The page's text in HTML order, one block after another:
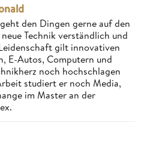
den Dingen gerne auf den
Technik verständlich und
gilt innovativen
E-Autos, Computern und
noch hochschlagen
studiert er noch Media,
im Master an der